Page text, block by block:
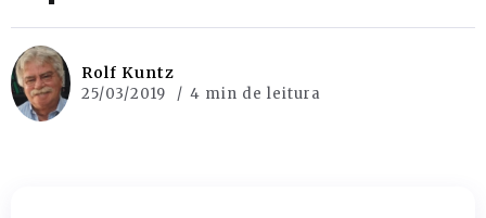
Rolf Kuntz
25/03/2019 4 min de leitura